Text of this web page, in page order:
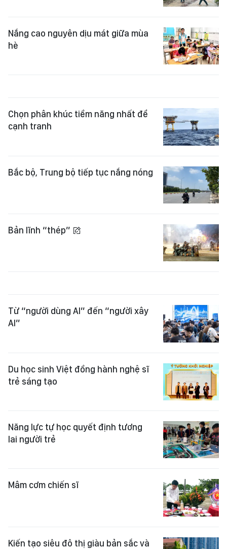
Nắng cao nguyên dịu mát giữa mùa
hè
Chọn phân khúc tiềm năng nhất để
cạnh tranh
Bắc bộ, Trung bộ tiếp tục nắng nóng
Bản lĩnh “thép”
Từ “người dùng AI” đến “người xây
AI”
Du học sinh Việt đồng hành nghệ sĩ
trẻ sáng tạo
Năng lực tự học quyết định tương
lai người trẻ
Mâm cơm chiến sĩ
Kiến tạo siêu đô thị giàu bản sắc và